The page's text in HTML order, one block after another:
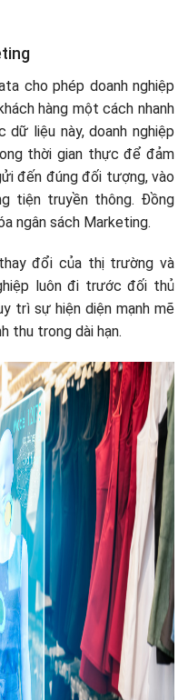
cho phép doanh nghiệp
hàng một cách nhanh
dữ liệu này, doanh nghiệp
thời gian thực để đảm
đến đúng đối tượng, vào
tiện truyền thông. Đồng
ngân sách Marketing.
đổi của thị trường và
luôn đi trước đối thủ
trì sự hiện diện mạnh mẽ
thu trong dài hạn.